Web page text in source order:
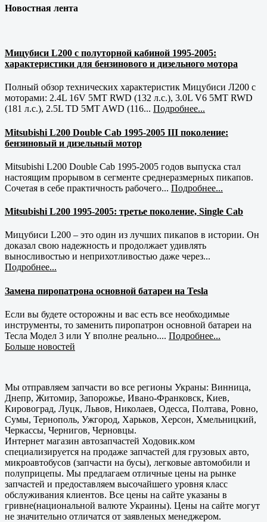
Новостная лента
Мицубиси L200 с полуторной кабиной 1995-2005:
характеристики для бензинового и дизельного мотора
Полный обзор технических характеристик Мицубиси Л200 с
моторами: 2.4L 16V 5MT RWD (132 л.с.), 3.0L V6 5MT RWD
(181 л.с.), 2.5L TD 5MT AWD (116... Подробнее...
Mitsubishi L200 Double Cab 1995-2005 III поколение:
бензиновый и дизельный мотор
Mitsubishi L200 Double Cab 1995-2005 годов выпуска стал
настоящим прорывом в сегменте среднеразмерных пикапов.
Сочетая в себе практичность рабочего... Подробнее...
Mitsubishi L200 1995-2005: третье поколение, Single Cab
Мицубиси L200 – это один из лучших пикапов в истории. Он
доказал свою надежность и продолжает удивлять
выносливостью и неприхотливостью даже через...
Подробнее...
Замена пиропатрона основной батареи на Tesla
Если вы будете осторожны и вас есть все необходимые
инструменты, то заменить пиропатрон основной батареи на
Тесла Модел 3 или Y вполне реально.... Подробнее...
Больше новостей
Мы отправляем запчасти во все регионы Украны: Винница,
Днепр, Житомир, Запорожье, Ивано-Франковск, Киев,
Кировоград, Луцк, Львов, Николаев, Одесса, Полтава, Ровно,
Сумы, Тернополь, Ужгород, Харьков, Херсон, Хмельницкий,
Черкассы, Чернигов, Черновцы.
Интернет магазин автозапчастей Ходовик.ком
специализируется на продаже запчастей для грузовых авто,
микроавтобусов (запчасти на бусы), легковые автомобили и
полуприцепы. Мы предлагаем отличные цены на рынке
запчастей и предоставляем высочайшего уровня класс
обслуживания клиентов. Все цены на сайте указаны в
гривне(национальной валюте Украины). Цены на сайте могут
не значительно отличатся от заявленых менеджером.